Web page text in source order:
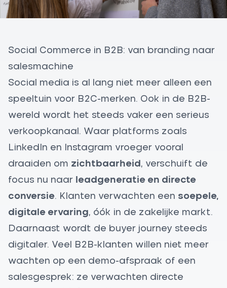
Social Commerce in B2B: van branding naar
salesmachine
Social media is al lang niet meer alleen een
speeltuin voor B2C-merken. Ook in de B2B-
wereld wordt het steeds vaker een serieus
verkoopkanaal. Waar platforms zoals
LinkedIn en Instagram vroeger vooral
draaiden om zichtbaarheid , verschuift de
focus nu naar
leadgeneratie en directe
conversie. Klanten verwachten een soepele,
digitale ervaring, óók in de zakelijke markt.
Daarnaast wordt de buyer journey steeds
digitaler. Veel B2B-klanten willen niet meer
wachten op een demo-afspraak of een
salesgesprek: ze verwachten directe